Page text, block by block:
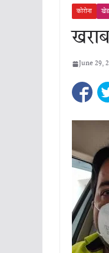
कोरोना खेड
June 29,